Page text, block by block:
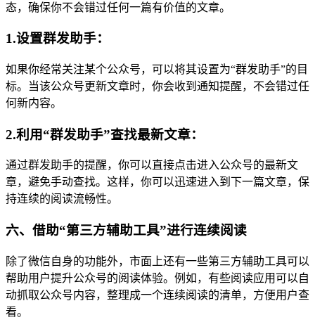
态，确保你不会错过任何一篇有价值的文章。
1.设置群发助手：
如果你经常关注某个公众号，可以将其设置为“群发助手”的目
标。当该公众号更新文章时，你会收到通知提醒，不会错过任
何新内容。
2.利用“群发助手”查找最新文章：
通过群发助手的提醒，你可以直接点击进入公众号的最新文
章，避免手动查找。这样，你可以迅速进入到下一篇文章，保
持连续的阅读流畅性。
六、借助“第三方辅助工具”进行连续阅读
除了微信自身的功能外，市面上还有一些第三方辅助工具可以
帮助用户提升公众号的阅读体验。例如，有些阅读应用可以自
动抓取公众号内容，整理成一个连续阅读的清单，方便用户查
看。